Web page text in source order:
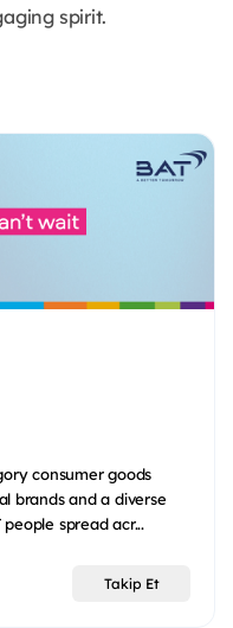
spirit.
consumer goods
brands and a diverse
spread acr...
Takip Et